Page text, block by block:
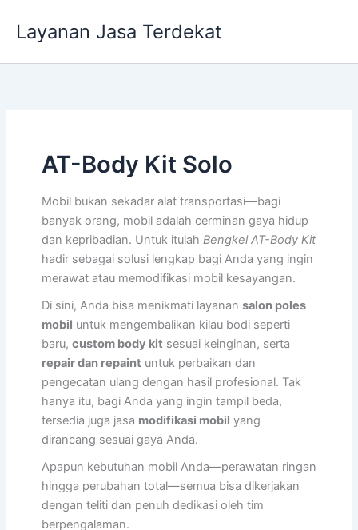
Layanan Jasa Terdekat
AT-Body Kit Solo
Mobil bukan sekadar alat transportasi—bagi
banyak orang, mobil adalah cerminan gaya hidup
dan kepribadian. Untuk itulah Bengkel AT-Body Kit
hadir sebagai solusi lengkap bagi Anda yang ingin
merawat atau memodifikasi mobil kesayangan.
Di sini, Anda bisa menikmati layanan salon poles
mobil untuk mengembalikan kilau bodi seperti
baru, custom body kit sesuai keinginan, serta
repair dan repaint untuk perbaikan dan
pengecatan ulang dengan hasil profesional. Tak
hanya itu, bagi Anda yang ingin tampil beda,
tersedia juga jasa modifikasi mobil yang
dirancang sesuai gaya Anda.
Apapun kebutuhan mobil Anda—perawatan ringan
hingga perubahan total—semua bisa dikerjakan
dengan teliti dan penuh dedikasi oleh tim
berpengalaman.